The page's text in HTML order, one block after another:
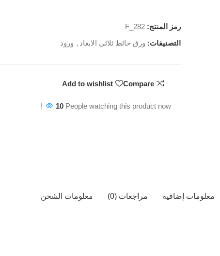
رمز المنتج: F_282
التصنيفات: ورق حائط ثلاثى الابعاد , ورود
Compare
Add to wishlist
10 People watching this product now!
معلومات إضافية مراجعات (0) معلومات الشحن